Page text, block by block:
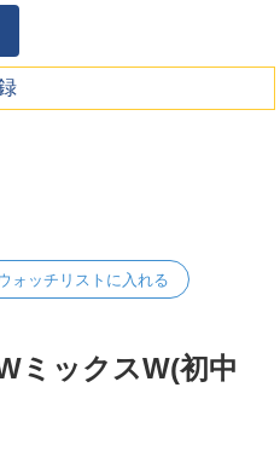
ォッチリストに入れる
ミックスW(初中